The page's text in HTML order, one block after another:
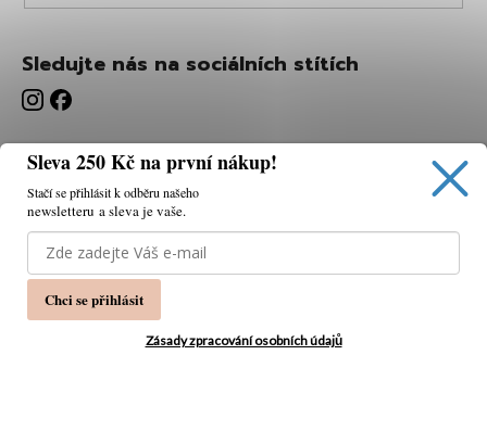
Používáme cookies, abychom vám umožnili pohodlné
prohlížení webu a díky analýze webu neustále zlepšovat
jeho funkce, výkon a použitelnost.
Sledujte nás na sociálních stítích
Sleva 250 Kč na první nákup!
Stačí se přihlásit k odběru našeho
newsletteru a sleva je vaše.
Chci se přihlásit
Zásady zpracování osobních údajů